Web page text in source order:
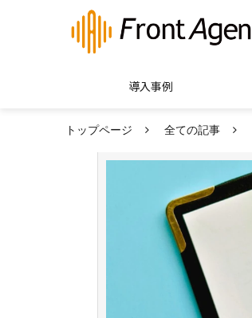
導入事例
トップページ 全ての記事